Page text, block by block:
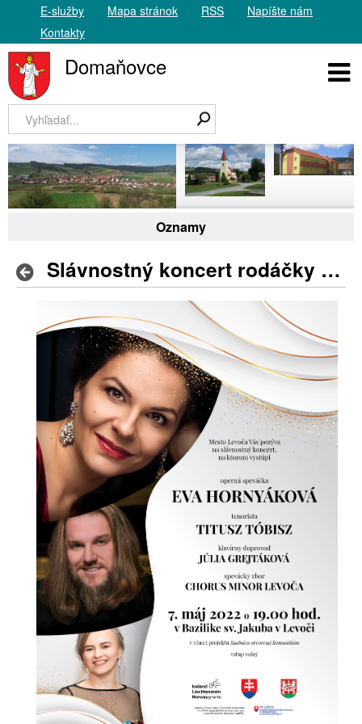
E-služby Mapa stránok RSS
Napíšte nám
Kontakty
Domaňovce
Oznamy
Slávnostný koncert rodáčky z Levoče